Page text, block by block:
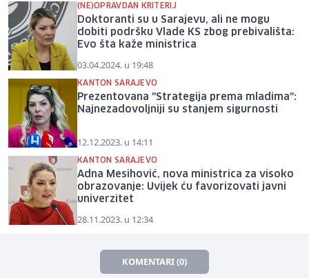
(NE)OPRAVDAN KRITERIJ
Doktoranti su u Sarajevu, ali ne mogu
dobiti podršku Vlade KS zbog prebivališta:
Evo šta kaže ministrica
03.04.2024. u 19:48
KANTON SARAJEVO
Prezentovana "Strategija prema mladima":
Najnezadovoljniji su stanjem sigurnosti
12.12.2023. u 14:11
KANTON SARAJEVO
Adna Mesihović, nova ministrica za visoko
obrazovanje: Uvijek ću favorizovati javni
univerzitet
28.11.2023. u 12:34
KOMENTARI (0)